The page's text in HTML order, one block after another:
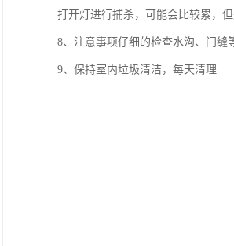
打开灯进行捕杀，可能会比较累，但
8、注意事项仔细的检查水沟、门缝
9、保持室内垃圾清洁，每天清理